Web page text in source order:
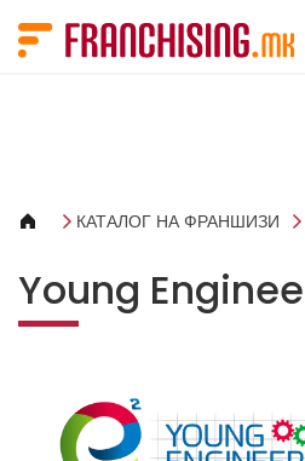
КАТАЛОГ НА ФРАНШИЗИ
Young